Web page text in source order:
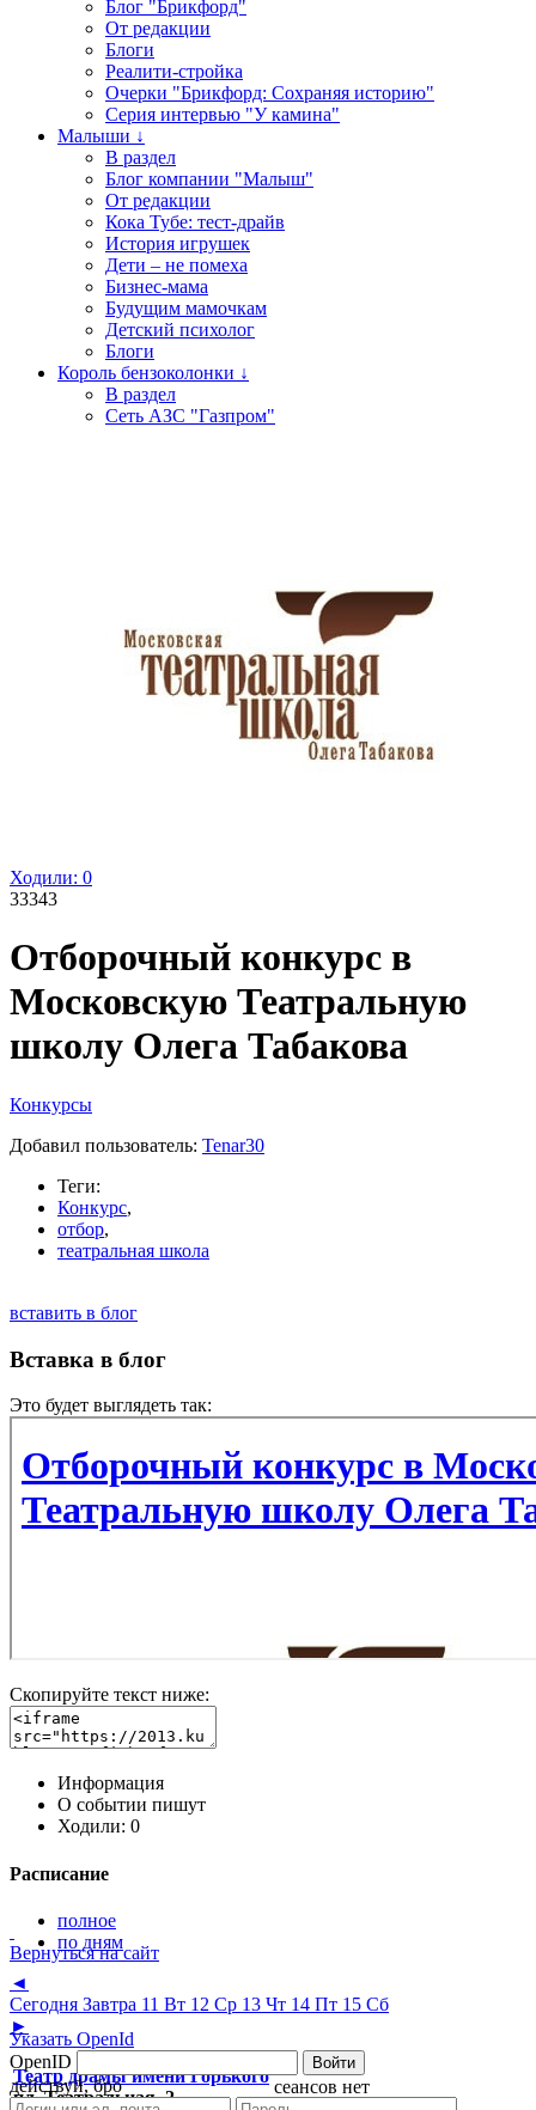
Вернуться на сайт
Указать OpenId
OpenID
Войти
действуй, бро
Блог "Брикфорд"
От редакции
Блоги
Реалити-стройка
Очерки "Брикфорд: Сохраняя историю"
Серия интервью "У камина"
Малыши ↓
В раздел
Блог компании "Малыш"
От редакции
Кока Тубе: тест-драйв
История игрушек
Дети – не помеха
Бизнес-мама
Будущим мамочкам
Детский психолог
Блоги
Король бензоколонки ↓
В раздел
Сеть АЗС "Газпром"
Ходили: 0
33343
Отборочный конкурс в
Московскую Театральную
школу Олега Табакова
Конкурсы
Добавил пользователь: Tenar30
Теги:
Конкурс,
отбор,
театральная школа
вставить в блог
Вставка в блог
Это будет выглядеть так:
Скопируйте текст ниже:
Информация
О событии пишут
Ходили: 0
Расписание
полное
по дням
◄
Сегодня Завтра 11 Вт 12 Ср 13 Чт 14 Пт 15 Сб
►
Театр драмы имени Горького
пл. Театральная, 2
сеансов нет